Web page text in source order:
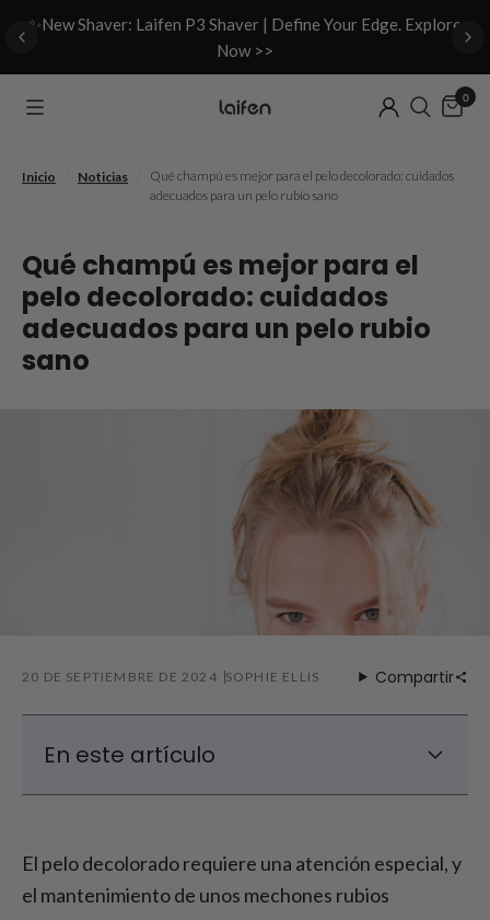
✨New Shaver: Laifen P3 Shaver | Define Your Edge. Explore
Now >>
0
Inicio Noticias
Qué champú es mejor para el pelo decolorado: cuidados
adecuados para un pelo rubio sano
Qué champú es mejor para el
pelo decolorado: cuidados
adecuados para un pelo rubio
sano
20 DE SEPTIEMBRE DE 2024 SOPHIE ELLIS Compartir
En este artículo
¿Qué champú es mejor para el pelo
decolorado?
El pelo decolorado requiere una atención especial, y
el mantenimiento de unos mechones rubios